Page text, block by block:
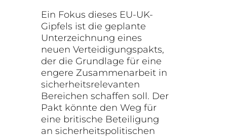
Ein Fokus dieses EU-UK-
Gipfels ist die geplante
Unterzeichnung eines
neuen Verteidigungspakts,
der die Grundlage für eine
engere Zusammenarbeit in
sicherheitsrelevanten
Bereichen schaffen soll. Der
Pakt könnte den Weg für
eine britische Beteiligung
an sicherheitspolitischen